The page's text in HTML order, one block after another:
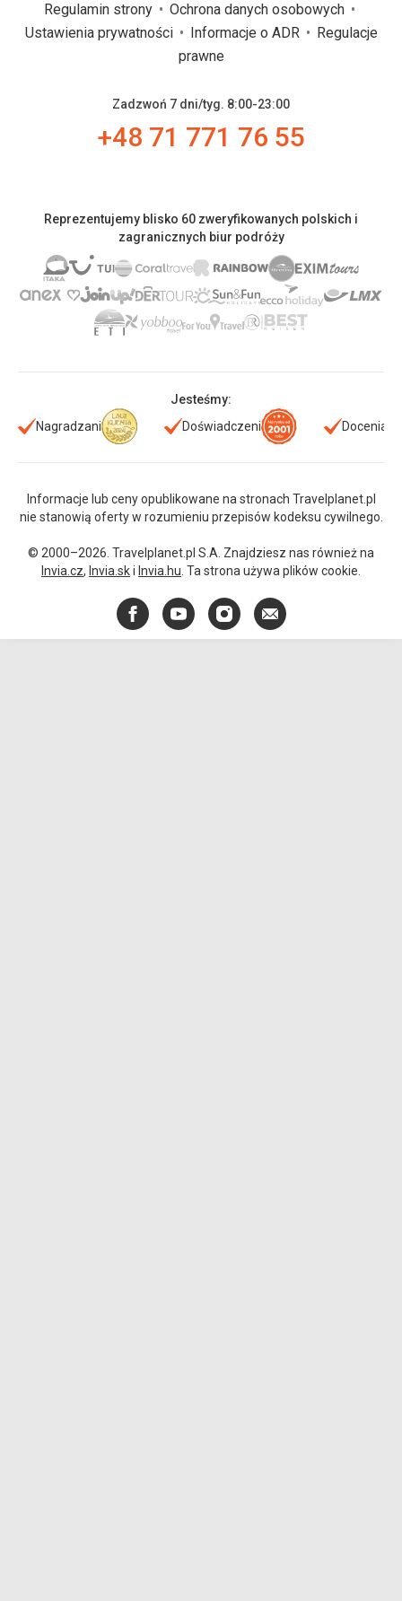
Regulamin strony
Ochrona danych osobowych
Ustawienia prywatności
Informacje o ADR
Regulacje
prawne
Zadzwoń 7 dni/tyg. 8:00-23:00
+48 71 771 76 55
Reprezentujemy blisko 60 zweryfikowanych polskich i
zagranicznych biur podróży
Jesteśmy:
Nagradzani
Doświadczeni Doceniani
Informacje lub ceny opublikowane na stronach Travelplanet.pl
nie stanowią oferty w rozumieniu przepisów kodeksu cywilnego.
© 2000–2026. Travelplanet.pl S.A. Znajdziesz nas również na
Invia.cz, Invia.ski Invia.hu . Ta strona używa plików cookie.
FacebookYouTubeInstagram
E-
mail